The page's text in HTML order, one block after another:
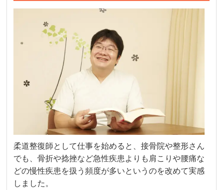
柔道整復師として仕事を始めると、接骨院や整形さん
でも、骨折や捻挫など急性疾患よりも肩こりや腰痛な
どの慢性疾患を扱う頻度が多いというのを改めて実感
しました。